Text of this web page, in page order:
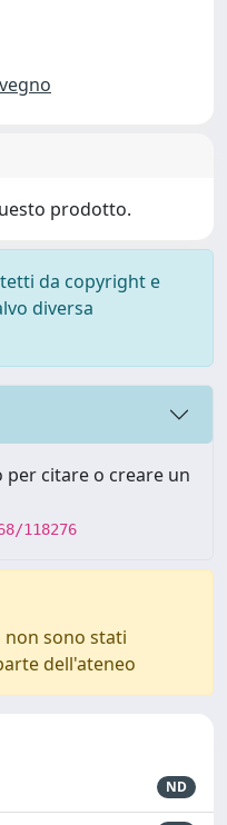
prodotto.
da copyright e
diversa
citare o creare un
118276
non sono stati
dell'ateneo
ND